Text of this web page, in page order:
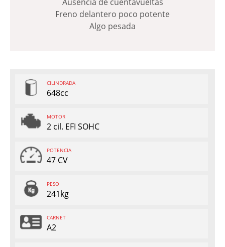
Freno delantero poco potente
Algo pesada
CILINDRADA
648cc
MOTOR
2 cil. EFI SOHC
POTENCIA
47 CV
PESO
241kg
CARNET
A2